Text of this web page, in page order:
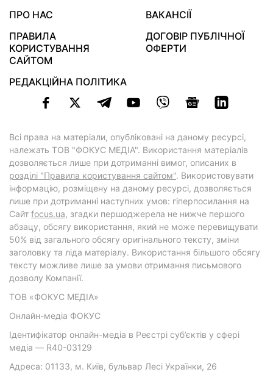
ПРО НАС
ВАКАНСІЇ
ПРАВИЛА
КОРИСТУВАННЯ
САЙТОМ
ДОГОВІР ПУБЛІЧНОЇ
ОФЕРТИ
РЕДАКЦІЙНА ПОЛІТИКА
Всі права на матеріали, опубліковані на даному ресурсі,
належать ТОВ "ФОКУС МЕДІА". Використання матеріалів
дозволяється лише при дотриманні вимог, описаних в
розділі "Правила користування сайтом". Використовувати
інформацію, розміщену на даному ресурсі, дозволяється
лише при дотриманні наступних умов: гіперпосилання на
Cайт focus.ua, згадки першоджерела не нижче першого
абзацу, обсягу використання, який не може перевищувати
50% від загального обсягу оригінального тексту, зміни
заголовку та ліда матеріалу. Використання більшого обсягу
тексту можливе лише за умови отримання письмового
дозволу Компанії.
ТОВ «ФОКУС МЕДІА»
Онлайн-медіа ФОКУС
Ідентифікатор онлайн-медіа в Реєстрі суб’єктів у сфері
медіа — R40-03129
Адреса: 01133, м. Київ, бульвар Лесі Українки, 26